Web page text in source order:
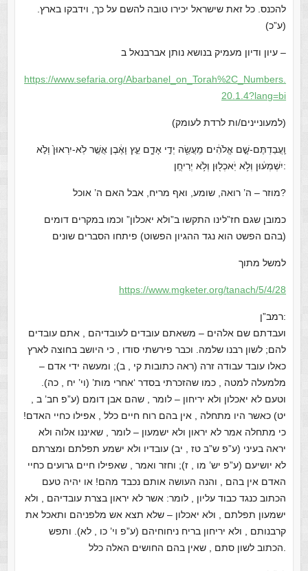
להכנס. כל זאת שישראל יכירו טובה להשם על כך, וידבקו בארץ.
(ע”כ)
עיון ודיון מעמיק בנושא נותן אברבנאל ב –
https://www.sefaria.org/Abarbanel_on_Torah%2C_Numbers.
20.1.4?lang=bi
(למעוניינים/ות לרדת לעומק)
וַֽעֲבַדְתֶּם-שָׁ֣ם אֱלֹהִ֔ים מַֽעֲשֵׂ֖ה יְדֵ֣י אָדָ֑ם עֵ֣ץ וָאֶ֔בֶן אֲשֶׁ֤ר לֹֽא-יִרְאוּן֙ וְלֹ֣א
יִשְׁמְע֔וּן וְלֹ֥א יֹֽאכְל֖וּן וְלֹ֥א יְרִיחֻֽן:
מוזר – ה’ רואה, שומע, ואף מריח, אבל האם ה’ אוכל?
כמובן שגם חז”לינו התקשו ב”ולא יאכלון” וכמו במקרים דומים
(בהם הפשט הוא נגד ההגיון הפשוט) פיתחו הסברים שונים
למשל מתוך
https://www.mgketer.org/tanach/5/4/28
רמב”ן:
ועבדתם שם אלהים – משאתם עובדים לעובדיהם , אתם עובדים
להם; לשון רבנו שלמה. וכבר פירשתי סודו , כי היושב בחוצה לארץ
כאלו עובד עבודה זרה (ראה כתובות קי , ב); ומעשה ידי אדם –
מלמעלה למטה , כמו שהזכרתי בסדר ‘אחרי מות’ (וי’ יח , כה).
וטעם לא יאכלון ולא יריחון – לומר , שהם אבן דומם (ע”פ חב’ ב ,
יט) כאשר היו מתחלה , אין בהם רוח חיים כלל , אפילו כחיי האדם!
כי מתחלה אמר לא יראון ולא ישמעון – לומר , שאיננו אלוה ולא
יראה בעיני (ע”פ ש”ב טז , יב) עובדיו ולא ישמע תפלתם ומצרתם
לא יושיעם (ע”פ יש’ מו , ז); וחזר ואמר , שאפילו חיים גרועים כחיי
האדם אין בהם , והנה העושה אותם נכבד מהם! או יהיה טעם
הכתוב כנגד כבוד עליון , לומר: אשר לא יראון בצרת עובדיהם , ולא
ישמעון תפלתם , ולא יאכלון – שלא תצא אש מלפניהם ותאכל את
קרבנותם , ולא יריחון בריח ניחוחיהם (ע”פ וי’ כו , לא). ותפש